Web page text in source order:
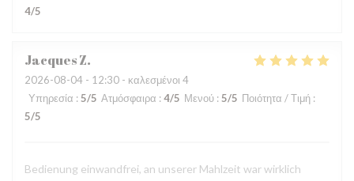
4/5
JacquesZ
2026-08-04 - 12:30 - καλεσμένοι 4
Υπηρεσία : 5/5 Ατμόσφαιρα : 4/5 Μενού : 5/5 Ποιότητα / Τιμή :
5/5
Bedienung einwandfrei, an unserer Mahlzeit war wirklich